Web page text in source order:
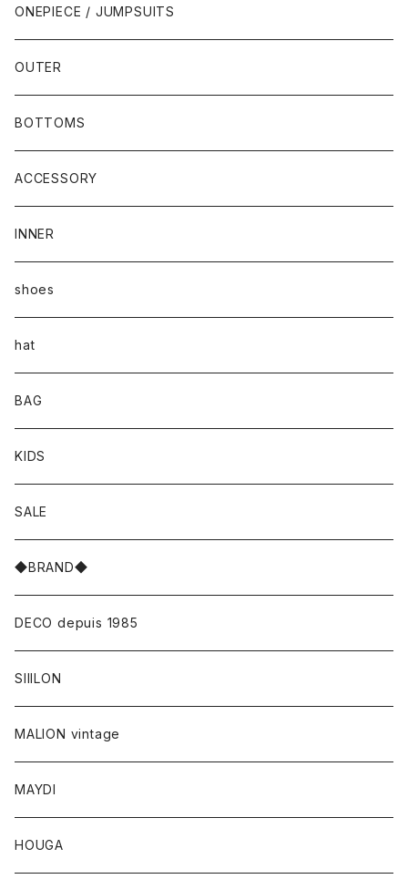
ONEPIECE / JUMPSUITS
OUTER
BOTTOMS
ACCESSORY
INNER
shoes
hat
BAG
KIDS
SALE
◆BRAND◆
DECO depuis 1985
SIIILON
MALION vintage
MAYDI
HOUGA